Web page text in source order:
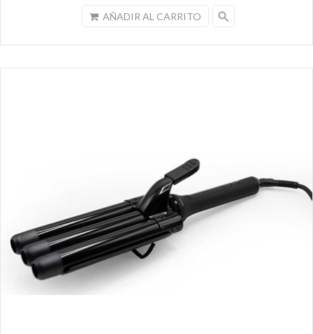
AÑADIR AL CARRITO search